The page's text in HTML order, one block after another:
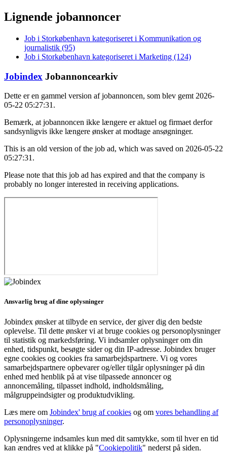
Lignende jobannoncer
Job i Storkøbenhavn kategoriseret i Kommunikation og
journalistik (95)
Job i Storkøbenhavn kategoriseret i Marketing (124)
Jobindex Jobannoncearkiv
Dette er en gammel version af jobannoncen, som blev gemt 2026-
05-22 05:27:31.
Bemærk, at jobannoncen ikke længere er aktuel og firmaet derfor
sandsynligvis ikke længere ønsker at modtage ansøgninger.
This is an old version of the job ad, which was saved on 2026-05-22
05:27:31.
Please note that this job ad has expired and that the company is
probably no longer interested in receiving applications.
Ansvarlig brug af dine oplysninger
Jobindex ønsker at tilbyde en service, der giver dig den bedste
oplevelse. Til dette ønsker vi at bruge cookies og personoplysninger
til statistik og markedsføring. Vi indsamler oplysninger om din
enhed, tidspunkt, besøgte sider og din IP-adresse. Jobindex bruger
egne cookies og cookies fra samarbejdspartnere. Vi og vores
samarbejdspartnere opbevarer og/eller tilgår oplysninger på din
enhed med henblik på at vise tilpassede annoncer og
annoncemåling, tilpasset indhold, indholdsmåling,
målgruppeindsigter og produktudvikling.
Læs mere om Jobindex' brug af cookies og om vores behandling af
personoplysninger.
Oplysningerne indsamles kun med dit samtykke, som til hver en tid
kan ændres ved at klikke på "Cookiepolitik" nederst på siden.